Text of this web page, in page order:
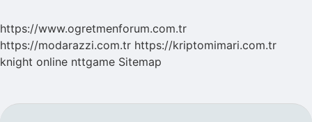
https://www.ogretmenforum.com.tr
https://modarazzi.com.tr https://kriptomimari.com.tr
knight online nttgame Sitemap